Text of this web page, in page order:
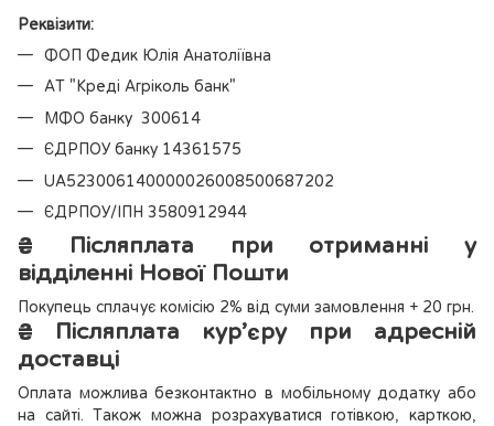
Реквізити:
ФОП Федик Юлія Анатоліївна
АТ "Креді Агріколь банк"
МФО банку 300614
ЄДРПОУ банку 14361575
UA523006140000026008500687202
ЄДРПОУ/ІПН 3580912944
₴ Післяплата при отриманні у
відділенні Нової Пошти
Покупець сплачує комісію 2% від суми замовлення + 20 грн.
₴ Післяплата кур’єру при адресній
доставці
Оплата можлива безконтактно в мобільному додатку або
на сайті. Також можна розрахуватися готівкою, карткою,